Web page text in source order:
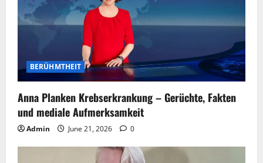
BERÜHMTHEIT
Anna Planken Krebserkrankung – Gerüchte, Fakten
und mediale Aufmerksamkeit
Admin June 21, 2026 0